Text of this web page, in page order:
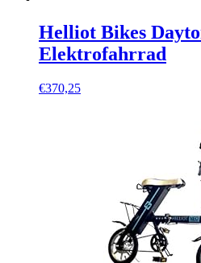
Helliot Bikes
Elektrofahrrad
€370,25